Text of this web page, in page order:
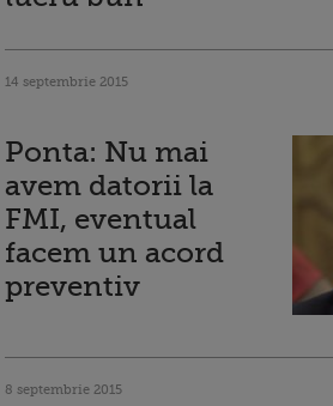
14 septembrie 2015
Ponta: Nu mai
avem datorii la
FMI, eventual
facem un acord
preventiv
8 septembrie 2015